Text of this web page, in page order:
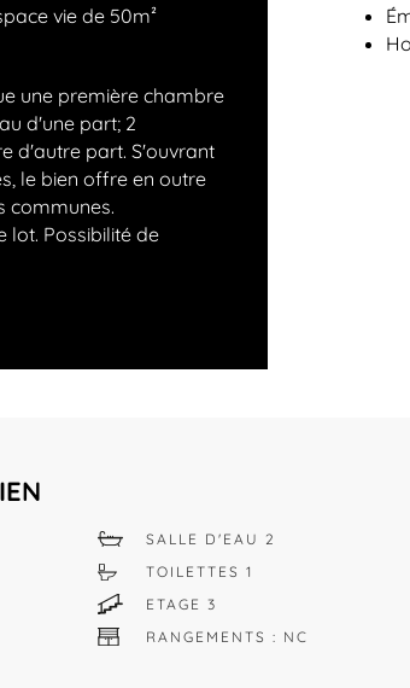
vie de 50m²
une première chambre
d'une part; 2
d'autre part. S'ouvrant
le bien offre en outre
communes.
lot. Possibilité de
SALLE D'EAU 2
TOILETTES 1
ETAGE 3
RANGEMENTS : NC